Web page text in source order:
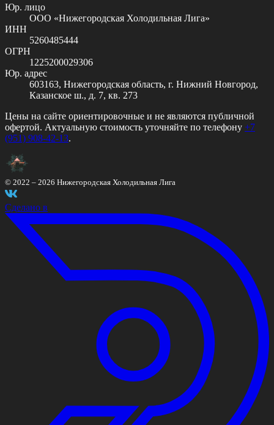
Юр. лицо
ООО «Нижегородская Холодильная Лига»
ИНН
5260485444
ОГРН
1225200029306
Юр. адрес
603163, Нижегородская область, г. Нижний Новгород,
Казанское ш., д. 7, кв. 273
Цены на сайте ориентировочные и не являются публичной
офертой. Актуальную стоимость уточняйте по телефону +7
(951) 908-42-13.
© 2022 – 2026 Нижегородская Холодильная Лига
Сделано в